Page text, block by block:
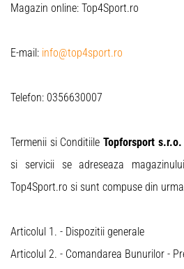
Magazin online: Top4Sport.ro
E-mail: info@top4sport.ro
Telefon: 0356630007
Termenii si Conditiile Topforsport s.r.o.
si servicii se adreseaza
Top4Sport.ro si sunt compuse din
Articolul 1. - Dispozitii generale
Articolul 2. - Comandarea Bunurilor -